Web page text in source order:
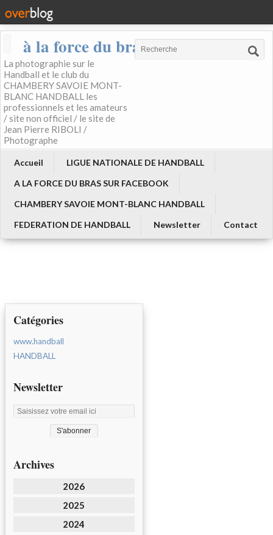
à la force du bras
La photographie sur le
Handball et le club du
CHAMBERY SAVOIE MONT-
BLANC HANDBALL les
professionnels et les amateurs
/ site non officiel / le site de
Jean Pierre RIBOLI /
Photographe
Accueil
LIGUE NATIONALE DE HANDBALL
A LA FORCE DU BRAS SUR FACEBOOK
CHAMBERY SAVOIE MONT-BLANC HANDBALL
FEDERATION DE HANDBALL
Newsletter Contact
Catégories
www.handball
HANDBALL
Newsletter
Archives
2026
2025
2024